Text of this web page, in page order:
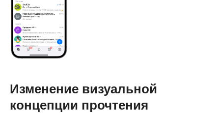
Изменение визуальной
концепции прочтения